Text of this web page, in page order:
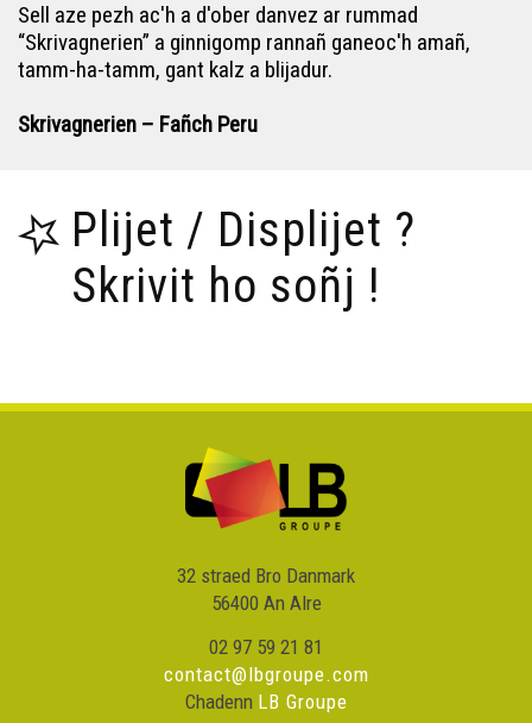
Sell aze pezh ac'h a d'ober danvez ar rummad
“Skrivagnerien” a ginnigomp rannañ ganeoc'h amañ,
tamm-ha-tamm, gant kalz a blijadur.
Skrivagnerien – Fañch Peru
Plijet / Displijet ?
Skrivit ho soñj !
32 straed Bro Danmark
56400 An Alre
02 97 59 21 81
contact@lbgroupe.com
Chadenn LB Groupe